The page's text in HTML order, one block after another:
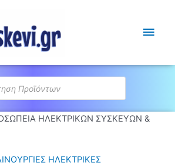
ΗΛΕΚΤΡΙΚΕΣ
ΗΛΕΚΤΡΙΚΩΝ ΣΥΣΚΕΥΩΝ &